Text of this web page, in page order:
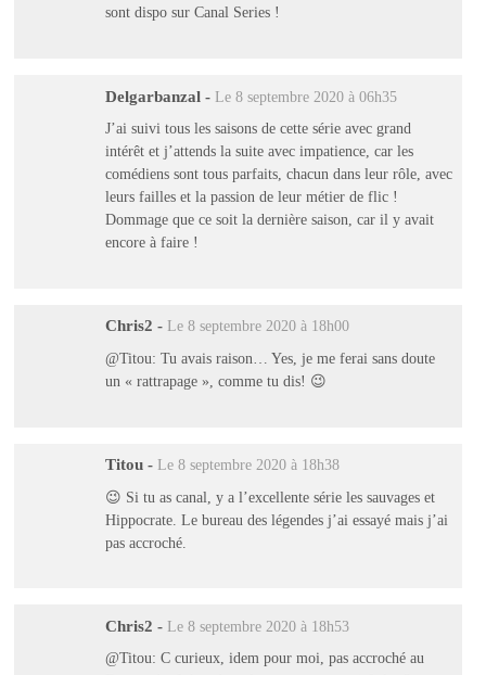
sont dispo sur Canal Series !
Delgarbanzal - Le 8 septembre 2020 à 06h35
J’ai suivi tous les saisons de cette série avec grand
intérêt et j’attends la suite avec impatience, car les
comédiens sont tous parfaits, chacun dans leur rôle, avec
leurs failles et la passion de leur métier de flic !
Dommage que ce soit la dernière saison, car il y avait
encore à faire !
Chris2 - Le 8 septembre 2020 à 18h00
@Titou: Tu avais raison… Yes, je me ferai sans doute
un « rattrapage », comme tu dis! 😉
Titou - Le 8 septembre 2020 à 18h38
😉 Si tu as canal, y a l’excellente série les sauvages et
Hippocrate. Le bureau des légendes j’ai essayé mais j’ai
pas accroché.
Chris2 - Le 8 septembre 2020 à 18h53
@Titou: C curieux, idem pour moi, pas accroché au